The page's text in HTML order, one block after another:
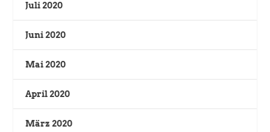
Juli 2020
Juni 2020
Mai 2020
April 2020
März 2020